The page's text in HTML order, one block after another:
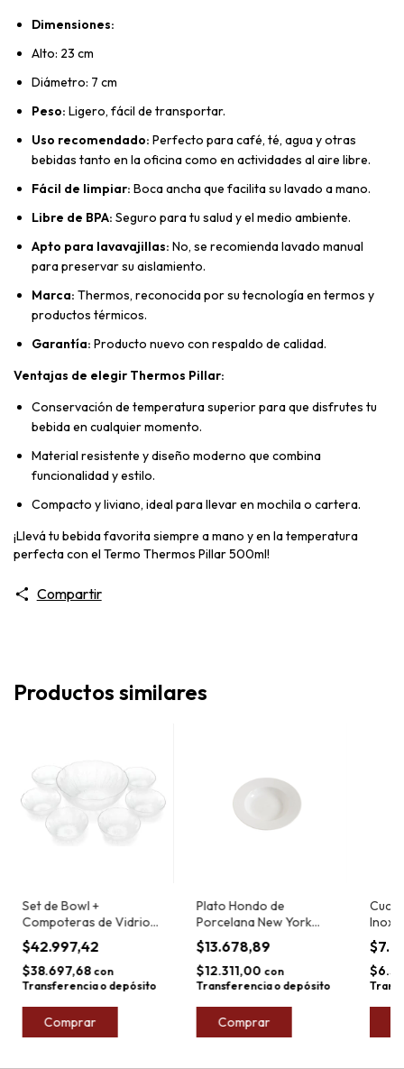
Dimensiones:
Alto: 23 cm
Diámetro: 7 cm
Peso: Ligero, fácil de transportar.
Uso recomendado: Perfecto para café, té, agua y otras
bebidas tanto en la oficina como en actividades al aire libre.
Fácil de limpiar: Boca ancha que facilita su lavado a mano.
Libre de BPA: Seguro para tu salud y el medio ambiente.
Apto para lavavajillas: No, se recomienda lavado manual
para preservar su aislamiento.
Marca: Thermos, reconocida por su tecnología en termos y
productos térmicos.
Garantía: Producto nuevo con respaldo de calidad.
Ventajas de elegir Thermos Pillar:
Conservación de temperatura superior para que disfrutes tu
bebida en cualquier momento.
Material resistente y diseño moderno que combina
funcionalidad y estilo.
Compacto y liviano, ideal para llevar en mochila o cartera.
¡Llevá tu bebida favorita siempre a mano y en la temperatura
perfecta con el Termo Thermos Pillar 500ml!
Compartir
Productos similares
Set de Bowl +
Compoteras de Vidrio
Migi Glass Jasmine 7pz
$42.997,42
$38.697,68 con
Transferencia o depósito
Plato Hondo de
Porcelana New York
23cm
$13.678,89
$12.311,00 con
Transferencia o depósito